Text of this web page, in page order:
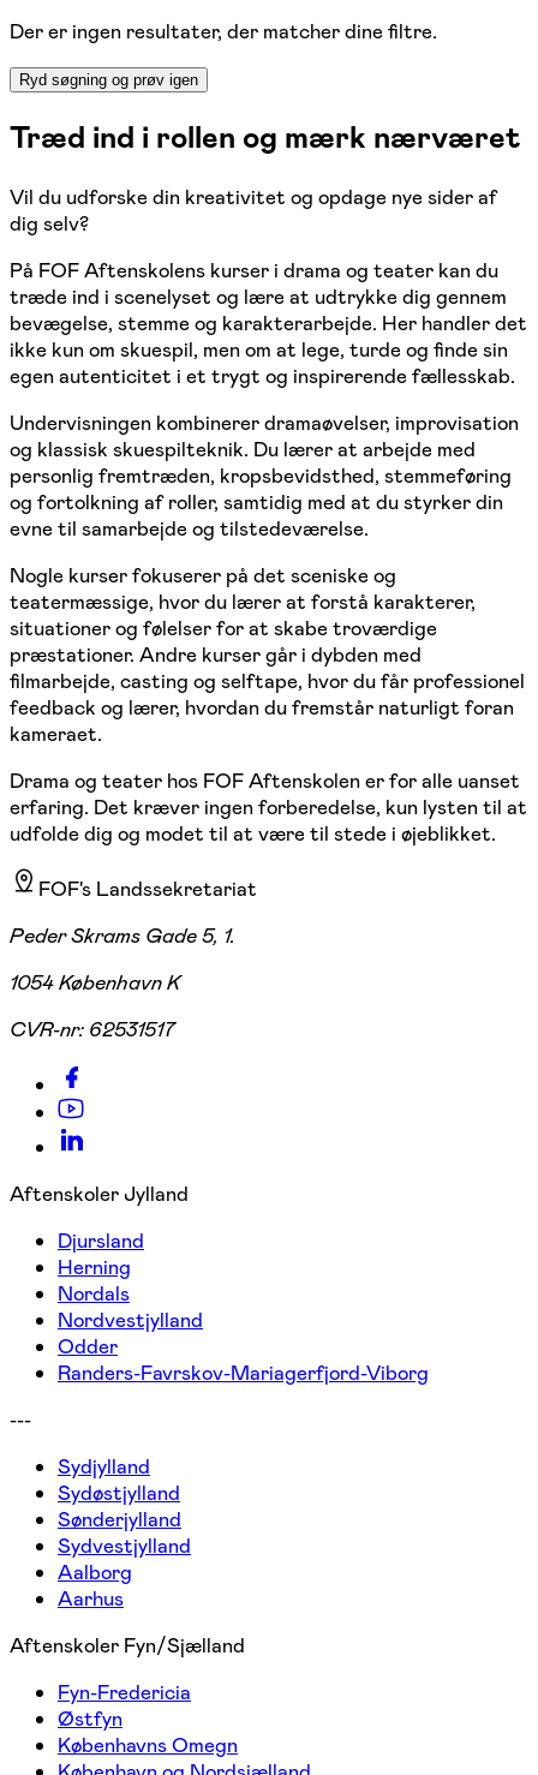
Der er ingen resultater, der matcher dine filtre.
Ryd søgning og prøv igen
Træd ind i rollen og mærk nærværet
Vil du udforske din kreativitet og opdage nye sider af
dig selv?
På FOF Aftenskolens kurser i drama og teater kan du
træde ind i scenelyset og lære at udtrykke dig gennem
bevægelse, stemme og karakterarbejde. Her handler det
ikke kun om skuespil, men om at lege, turde og finde sin
egen autenticitet i et trygt og inspirerende fællesskab.
Undervisningen kombinerer dramaøvelser, improvisation
og klassisk skuespilteknik. Du lærer at arbejde med
personlig fremtræden, kropsbevidsthed, stemmeføring
og fortolkning af roller, samtidig med at du styrker din
evne til samarbejde og tilstedeværelse.
Nogle kurser fokuserer på det sceniske og
teatermæssige, hvor du lærer at forstå karakterer,
situationer og følelser for at skabe troværdige
præstationer. Andre kurser går i dybden med
filmarbejde, casting og selftape, hvor du får professionel
feedback og lærer, hvordan du fremstår naturligt foran
kameraet.
Drama og teater hos FOF Aftenskolen er for alle uanset
erfaring. Det kræver ingen forberedelse, kun lysten til at
udfolde dig og modet til at være til stede i øjeblikket.
FOF's Landssekretariat
Peder Skrams Gade 5, 1.
1054 København K
CVR-nr: 62531517
Aftenskoler Jylland
Djursland
Herning
Nordals
Nordvestjylland
Odder
Randers-Favrskov-Mariagerfjord-Viborg
---
Sydjylland
Sydøstjylland
Sønderjylland
Sydvestjylland
Aalborg
Aarhus
Aftenskoler Fyn/Sjælland
Fyn-Fredericia
Østfyn
Københavns Omegn